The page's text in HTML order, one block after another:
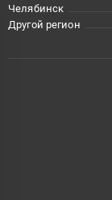
Челябинск
Другой регион